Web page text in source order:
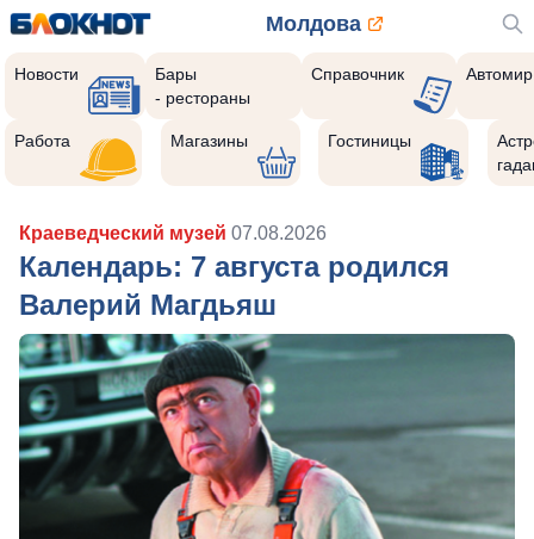
Молдова
Новости
Бары
- рестораны
Справочник Автомир
Работа Магазины Гостиницы
Краеведческий музей 07.08.2026
Календарь: 7 августа родился
Валерий Магдьяш